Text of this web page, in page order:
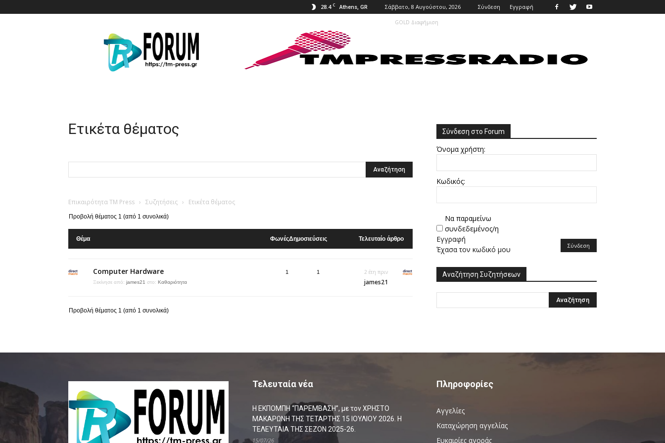
28.4 C Athens, GR Σάββατο, 8 Αυγούστου, 2026 Σύνδεση Εγγραφή
Press
GOLD Διαφήμιση
Ετικέτα θέματος
Επικαιρότητα TM Press › Συζητήσεις › Ετικέτα θέματος
Προβολή θέματος 1 (από 1 συνολικά)
Θέμα ΦωνέςΔημοσιεύσεις Τελευταίο άρθρο
Computer Hardware
Ξεκίνησε από: james21 στο: Καθαριότητα
1 1 2 έτη πριν
james21
Προβολή θέματος 1 (από 1 συνολικά)
Σύνδεση στο Forum
Όνομα χρήστη:
Κωδικός:
Να παραμείνω
συνδεδεμένος/η
Σύνδεση
Εγγραφή
Έχασα τον κωδικό μου
Αναζήτηση Συζητήσεων
Τελευταία νέα
Η ΕΚΠΟΜΠΗ “ΠΑΡΕΜΒΑΣΗ”, με τον ΧΡΗΣΤΟ
ΜΑΚΑΡΩΝΗ ΤΗΣ ΤΕΤΑΡΤΗΣ 15 ΙΟΥΛΙΟΥ 2026. Η
ΤΕΛΕΥΤΑΙΑ ΤΗΣ ΣΕΖΟΝ 2025-26.
15/07/26
Πληροφορίες
Αγγελίες
Καταχώρηση αγγελίας
Ευκαιρίες αγοράς